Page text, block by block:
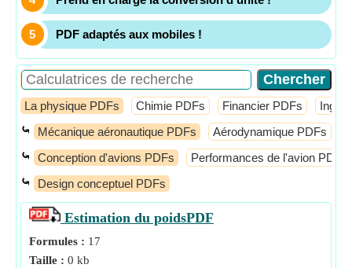
PDF adaptés aux mobiles !
La physique PDFs Chimie PDFs Financier PDFs
⤿ Mécanique aéronautique PDFs Aérodynamique PDFs
⤿ Conception d'avions PDFs Performances de l'avion PDFs
⤿ Design conceptuel PDFs
Estimation du poidsPDF
Formules : 17
Taille : 0 kb